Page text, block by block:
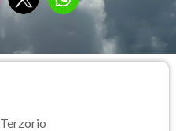
Terzorio